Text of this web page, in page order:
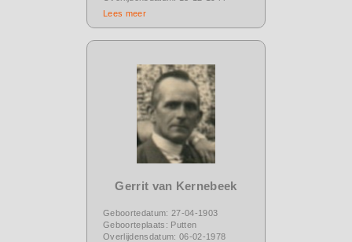
Lees meer
Gerrit van Kernebeek
Geboortedatum: 27-04-1903
Geboorteplaats: Putten
Overlijdensdatum: 06-02-1978